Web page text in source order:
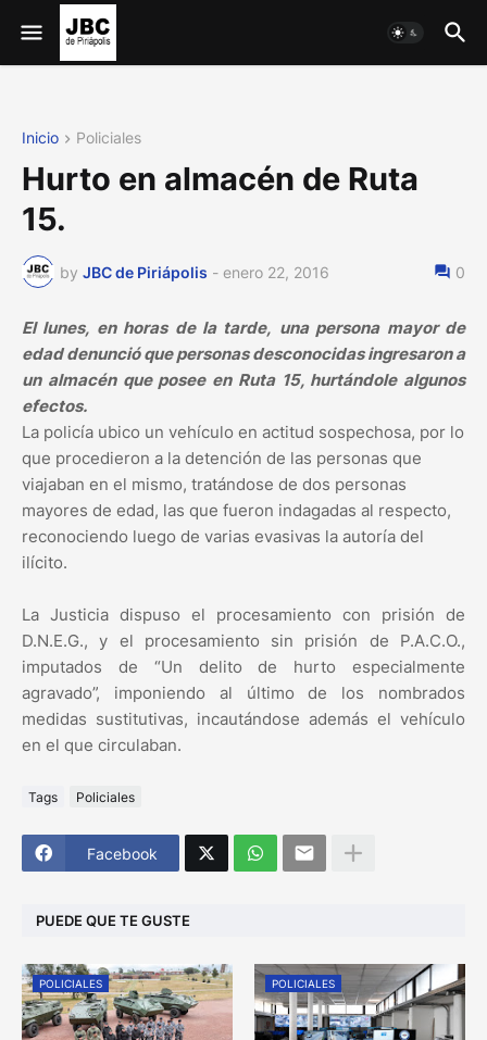
Inicio Policiales
Hurto en almacén de Ruta
15.
by JBC de Piriápolis - enero 22, 2016 0
El lunes, en horas de la tarde, una persona mayor de
edad denunció que personas desconocidas ingresaron a
un almacén que posee en Ruta 15, hurtándole algunos
efectos.
La policía ubico un vehículo en actitud sospechosa, por lo
que procedieron a la detención de las personas que
viajaban en el mismo, tratándose de dos personas
mayores de edad, las que fueron indagadas al respecto,
reconociendo luego de varias evasivas la autoría del
ilícito.
La Justicia dispuso el procesamiento con prisión de
D.N.E.G., y el procesamiento sin prisión de P.A.C.O.,
imputados de “Un delito de hurto especialmente
agravado”, imponiendo al último de los nombrados
medidas sustitutivas, incautándose además el vehículo
en el que circulaban.
Tags Policiales
Facebook
PUEDE QUE TE GUSTE
POLICIALES POLICIALES